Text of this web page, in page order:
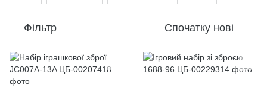
Фільтр Спочатку нові